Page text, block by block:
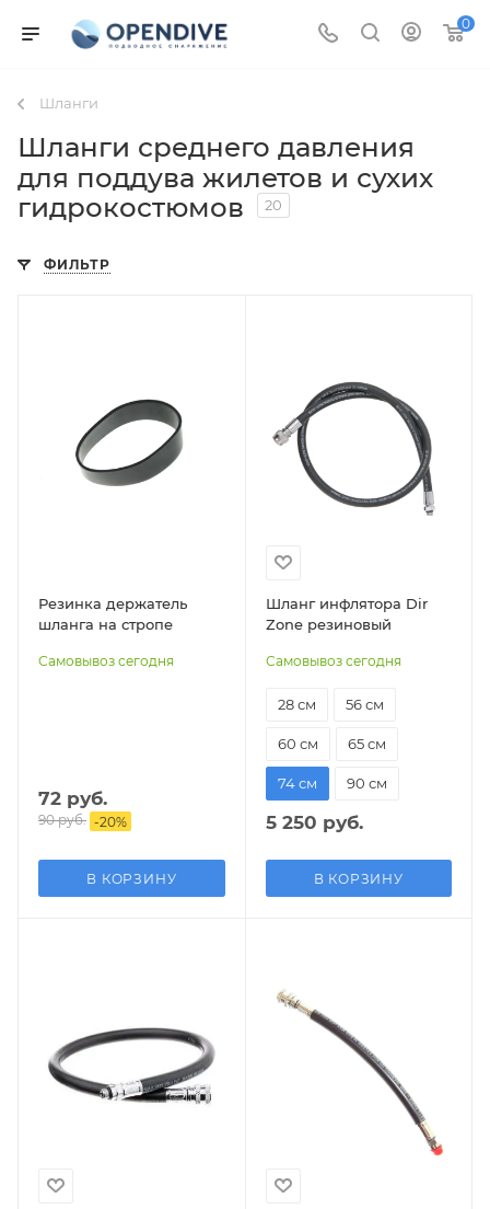
0
Шланги
Шланги среднего давления
для поддува жилетов и сухих
гидрокостюмов
20
ФИЛЬТР
Резинка держатель
шланга на стропе
Самовывоз сегодня
72 руб.
90 руб. -20%
В КОРЗИНУ
Шланг инфлятора Dir
Zone резиновый
Самовывоз сегодня
28 см 56 см
60 см 65 см
74 см 90 см
5 250 руб.
В КОРЗИНУ